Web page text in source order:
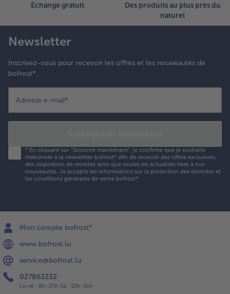
Échange gratuit
Des produits au plus près du
naturel
Newsletter
Inscrivez-vous pour recevoir les offres et les nouveautés de
bofrost*.
Adresse e-mail*
* En cliquant sur "Sinscrire maintenant", je confirme que je souhaite
mabonner à la newsletter bofrost* afin de recevoir des offres exclusives,
des inspiration de recettes ainsi que toutes les actualités liées à nos
nouveautés. Je accepte les informations sur la protection des données et
les conditions générales de vente bofrost*.
Mon compte bofrost*
www.bofrost.lu
service@bofrost.lu
027863232
Lu-ve : 8h-20h Sa : 10h-16h